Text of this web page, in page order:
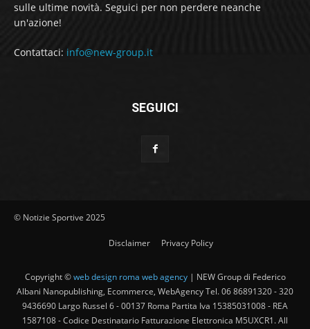
sulle ultime novità. Seguici per non perdere neanche
un'azione!
Contattaci: info@new-group.it
SEGUICI
© Notizie Sportive 2025
Disclaimer Privacy Policy
Copyright ©web design roma web agency| NEW Group di Federico
Albani Nanopublishing, Ecommerce, WebAgency Tel. 06 86891320 - 320
9436690 Largo Russel 6 - 00137 Roma Partita Iva 15385031008 - REA
1587108 - Codice Destinatario Fatturazione Elettronica M5UXCR1. All